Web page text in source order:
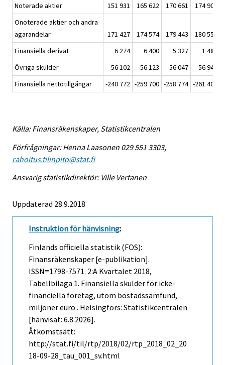
Noterade aktier
151 931 165 622 170 661 174 900
Onoterade aktier och andra
ägarandelar
171 427 174 574 179 443 180 555
Finansiella derivat
6 274 6 400 5 327
1 486
Övriga skulder
56 102 56 123 56 047
56 944
Finansiella nettotillgångar
-240 772 -259 700 -258 774 -261 406
Källa: Finansräkenskaper, Statistikcentralen
Förfrågningar: Henna Laasonen 029 551 3303,
rahoitus.tilinpito@stat.fi
Ansvarig statistikdirektör: Ville Vertanen
Uppdaterad 28.9.2018
Instruktion för hänvisning:
Finlands officiella statistik (FOS):
Finansräkenskaper [e-publikation].
ISSN=1798-7571. 2:a Kvartalet 2018,
Tabellbilaga 1. Finansiella skulder för icke-
financiella företag, utom bostadssamfund,
miljoner euro . Helsingfors: Statistikcentralen
[hänvisat: 6.8.2026].
Åtkomstsätt:
http://stat.fi/til/rtp/2018/02/rtp_2018_02_20
18-09-28_tau_001_sv.html